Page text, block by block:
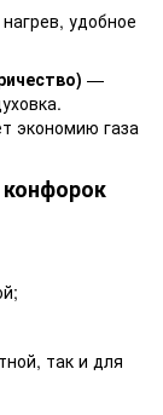
удобное
—
экономию газа
так и для